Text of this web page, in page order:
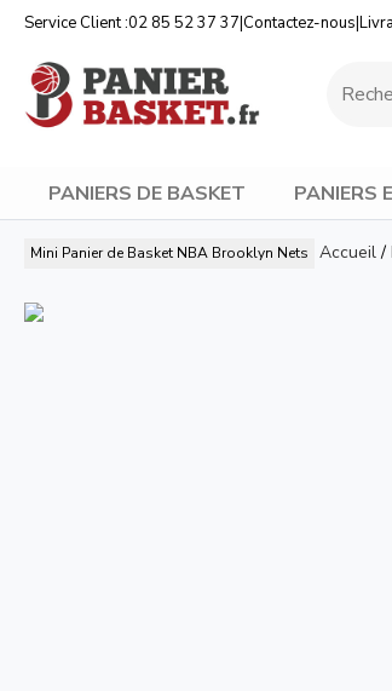
Service Client :02 85 52 37 37|Contactez-nous|
PANIERS DE BASKET PANIERS
Mini Panier de Basket NBA Brooklyn Nets Accueil/